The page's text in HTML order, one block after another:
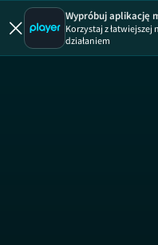
Wypróbuj aplikację
Korzystaj z łatwiejszej
działaniem